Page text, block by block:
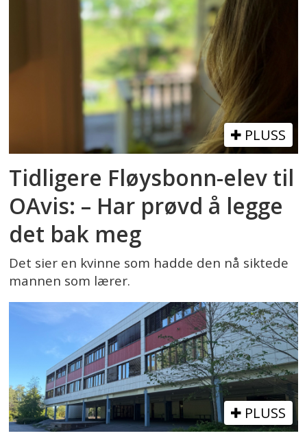
PLUSS
Tidligere Fløysbonn-elev til
OAvis: – Har prøvd å legge
det bak meg
Det sier en kvinne som hadde den nå siktede
mannen som lærer.
PLUSS